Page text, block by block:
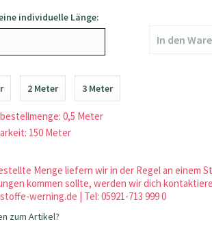
individuelle Länge:
2 Meter 3 Meter
0,5 Meter
150 Meter
In den
Menge liefern wir in der Regel an einem
kommen sollte, werden wir dich
werning.de | Tel: 05921-713 999 0
zum Artikel?